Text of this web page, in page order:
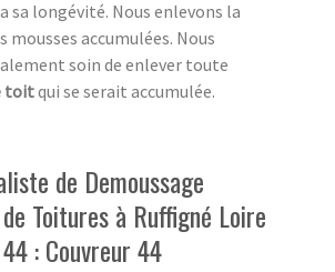
sa longévité. Nous enlevons la
mousses accumulées. Nous
soin de enlever toute
toitqui se serait accumulée.
de Demoussage
Toitures à Ruffigné Loire
: Couvreur 44